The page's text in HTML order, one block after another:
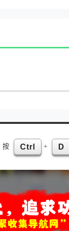
按 Ctrl + D